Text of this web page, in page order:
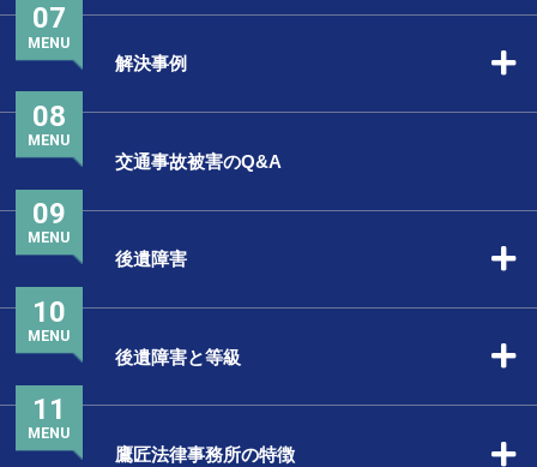
解決事例
07
MENU
交通事故被害のQ&A
08
MENU
後遺障害
09
MENU
後遺障害と等級
10
MENU
鷹匠法律事務所の特徴
11
MENU